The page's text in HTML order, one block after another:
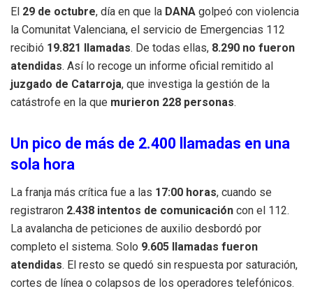
El 29 de octubre, día en que la DANA golpeó con violencia
la Comunitat Valenciana, el servicio de Emergencias 112
recibió 19.821 llamadas. De todas ellas, 8.290 no fueron
atendidas. Así lo recoge un informe oficial remitido al
juzgado de Catarroja, que investiga la gestión de la
catástrofe en la que murieron 228 personas.
Un pico de más de 2.400 llamadas en una
sola hora
La franja más crítica fue a las 17:00 horas, cuando se
registraron 2.438 intentos de comunicación con el 112.
La avalancha de peticiones de auxilio desbordó por
completo el sistema. Solo 9.605 llamadas fueron
atendidas. El resto se quedó sin respuesta por saturación,
cortes de línea o colapsos de los operadores telefónicos.